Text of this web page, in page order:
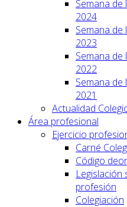
Semana de
2024
Semana de
2023
Semana de
2022
Semana de
2021
Actualidad
Área profesional
Ejercicio
Carné
Código
Legislación
profesión
Colegiación